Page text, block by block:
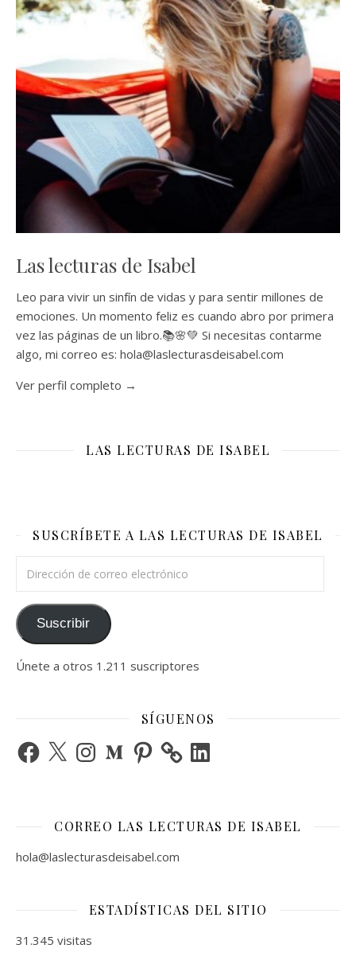
Las lecturas de Isabel
Leo para vivir un sinfín de vidas y para sentir millones de
emociones. Un momento feliz es cuando abro por primera
vez las páginas de un libro.📚🌸💚 Si necesitas contarme
algo, mi correo es: hola@laslecturasdeisabel.com
Ver perfil completo →
LAS LECTURAS DE ISABEL
SUSCRÍBETE A LAS LECTURAS DE ISABEL
Suscribir
Únete a otros 1.211 suscriptores
SÍGUENOS
Facebook
X InstagramMediumPinterest LinkedIn
CORREO LAS LECTURAS DE ISABEL
hola@laslecturasdeisabel.com
ESTADÍSTICAS DEL SITIO
31.345 visitas